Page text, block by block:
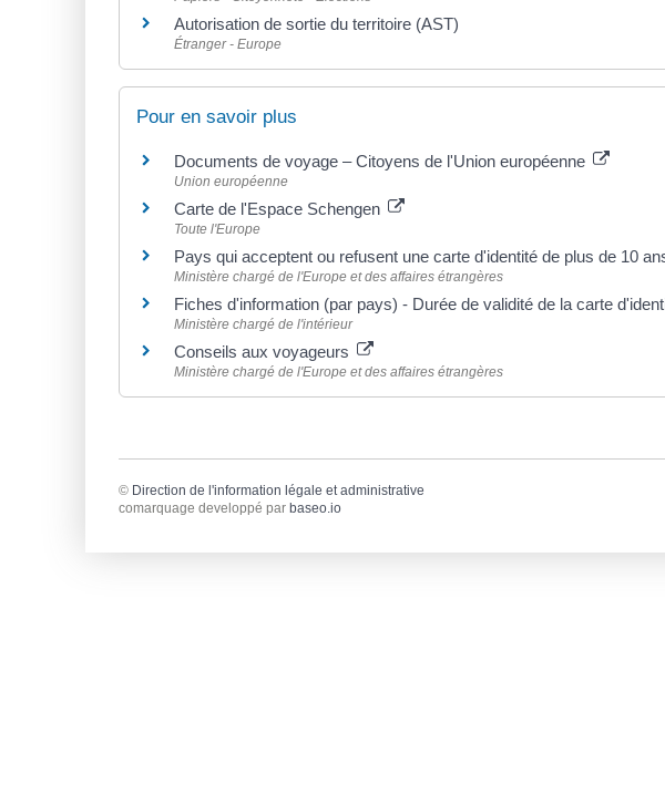
Autorisation de sortie du territoire (AST)
Étranger - Europe
Pour en savoir plus
Documents de voyage – Citoyens de l'Union européenne
Union européenne
Carte de l'Espace Schengen
Toute l'Europe
Pays qui acceptent ou refusent une carte d'identité de plus de 10
Ministère chargé de l'Europe et des affaires étrangères
Fiches d'information (par pays) - Durée de validité de la carte
Ministère chargé de l'intérieur
Conseils aux voyageurs
Ministère chargé de l'Europe et des affaires étrangères
© Direction de l'information légale et administrative
comarquage developpé par baseo.io